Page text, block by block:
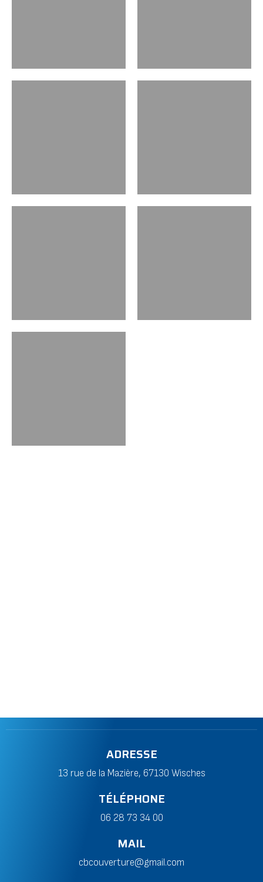
ADRESSE
13 rue de la Mazière, 67130 Wisches
TÉLÉPHONE
06 28 73 34 00
MAIL
cbcouverture@gmail.com